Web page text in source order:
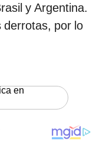
y Argentina.
derrotas, por lo
en